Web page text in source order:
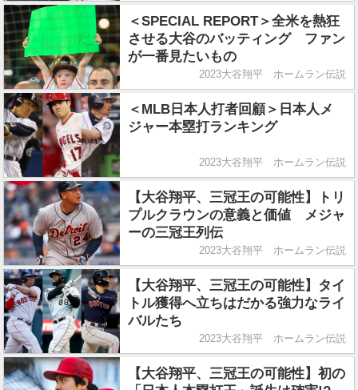
＜SPECIAL REPORT＞全米を熱狂
させる大谷のバッティング ファン
が一番見たいもの
2023大谷翔平 ホームラン伝説
＜MLB日本人打者回顧＞日本人メ
ジャー本塁打ランキング
2023大谷翔平 ホームラン伝説
【大谷翔平、三冠王の可能性】トリ
プルクラウンの意義と価値 メジャ
ーの三冠王列伝
2023大谷翔平 ホームラン伝説
【大谷翔平、三冠王の可能性】タイ
トル獲得へ立ちはだかる強力なライ
バルたち
2023大谷翔平 ホームラン伝説
【大谷翔平、三冠王の可能性】初の